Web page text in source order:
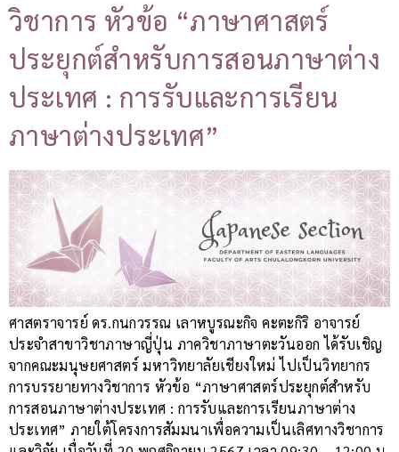
วิชาการ หัวข้อ “ภาษาศาสตร์
ประยุกต์สำหรับการสอนภาษาต่าง
ประเทศ : การรับและการเรียน
ภาษาต่างประเทศ”
ศาสตราจารย์ ดร.กนกวรรณ เลาหบูรณะกิจ คะตะกิริ อาจารย์
ประจำสาขาวิชาภาษาญี่ปุ่น ภาควิชาภาษาตะวันออก ได้รับเชิญ
จากคณะมนุษยศาสตร์ มหาวิทยาลัยเชียงใหม่ ไปเป็นวิทยากร
การบรรยายทางวิชาการ หัวข้อ “ภาษาศาสตร์ประยุกต์สำหรับ
การสอนภาษาต่างประเทศ : การรับและการเรียนภาษาต่าง
ประเทศ” ภายใต้โครงการสัมมนาเพื่อความเป็นเลิศทางวิชาการ